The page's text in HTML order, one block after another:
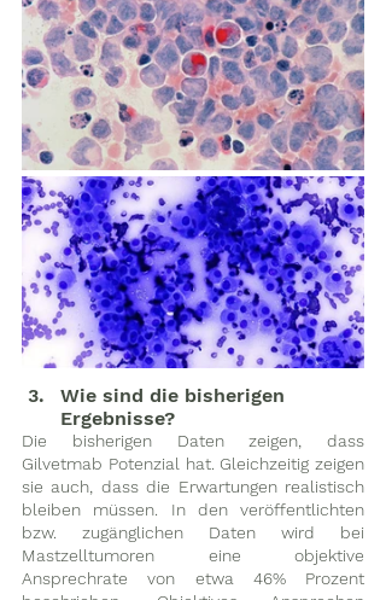
Wie sind die bisherigen
Ergebnisse?
Die bisherigen Daten zeigen, dass
Gilvetmab Potenzial hat. Gleichzeitig zeigen
sie auch, dass die Erwartungen realistisch
bleiben müssen. In den veröffentlichten
bzw. zugänglichen Daten wird bei
Mastzelltumoren eine objektive
Ansprechrate von etwa 46% Prozent